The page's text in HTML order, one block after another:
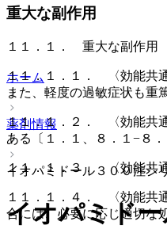
重大な副作用
１１．１． 重大な副作用
１１．１．１． 〈効能共
また、軽度の過敏症状も重
１１．１．２． 〈効能共
ある〔１．１、８．１−８
１１．１．３． 〈効能共
１１．１．４． 〈効能共
合には、必要に応じ適切な
ホーム
薬剤情報
イオパミドール３００注シ
イオパミドー